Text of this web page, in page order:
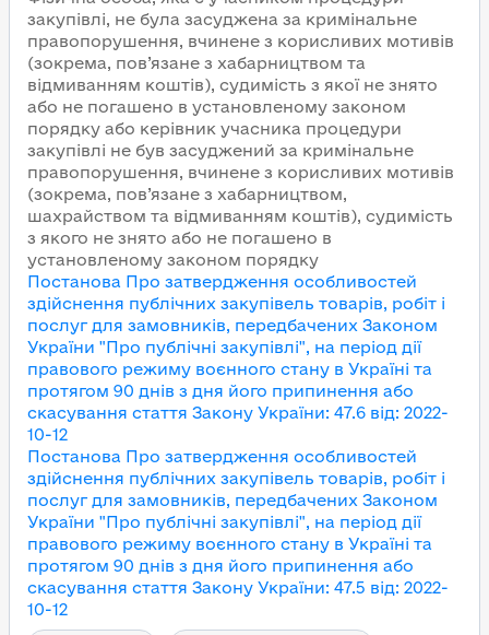
закупівлі, не була засуджена за кримінальне
правопорушення, вчинене з корисливих мотивів
(зокрема, пов’язане з хабарництвом та
відмиванням коштів), судимість з якої не знято
або не погашено в установленому законом
порядку або керівник учасника процедури
закупівлі не був засуджений за кримінальне
правопорушення, вчинене з корисливих мотивів
(зокрема, пов’язане з хабарництвом,
шахрайством та відмиванням коштів), судимість
з якого не знято або не погашено в
установленому законом порядку
Постанова Про затвердження особливостей
здійснення публічних закупівель товарів, робіт і
послуг для замовників, передбачених Законом
України "Про публічні закупівлі", на період дії
правового режиму воєнного стану в Україні та
протягом 90 днів з дня його припинення або
скасування стаття Закону України: 47.6 від: 2022-
10-12
Постанова Про затвердження особливостей
здійснення публічних закупівель товарів, робіт і
послуг для замовників, передбачених Законом
України "Про публічні закупівлі", на період дії
правового режиму воєнного стану в Україні та
протягом 90 днів з дня його припинення або
скасування стаття Закону України: 47.5 від: 2022-
10-12